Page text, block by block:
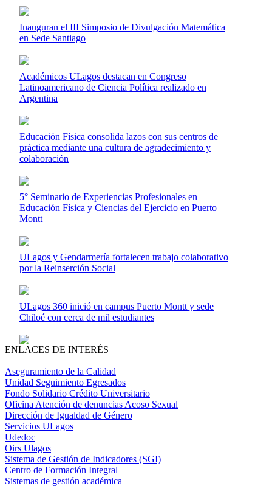
Inauguran el III Simposio de Divulgación Matemática
en Sede Santiago
Académicos ULagos destacan en Congreso
Latinoamericano de Ciencia Política realizado en
Argentina
Educación Física consolida lazos con sus centros de
práctica mediante una cultura de agradecimiento y
colaboración
5° Seminario de Experiencias Profesionales en
Educación Física y Ciencias del Ejercicio en Puerto
Montt
ULagos y Gendarmería fortalecen trabajo colaborativo
por la Reinserción Social
ULagos 360 inició en campus Puerto Montt y sede
Chiloé con cerca de mil estudiantes
ENLACES DE INTERÉS
Aseguramiento de la Calidad
Unidad Seguimiento Egresados
Fondo Solidario Crédito Universitario
Oficina Atención de denuncias Acoso Sexual
Dirección de Igualdad de Género
Servicios ULagos
Udedoc
Oirs Ulagos
Sistema de Gestión de Indicadores (SGI)
Centro de Formación Integral
Sistemas de gestión académica